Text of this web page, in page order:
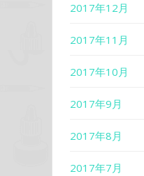
2017年12月
2017年11月
2017年10月
2017年9月
2017年8月
2017年7月